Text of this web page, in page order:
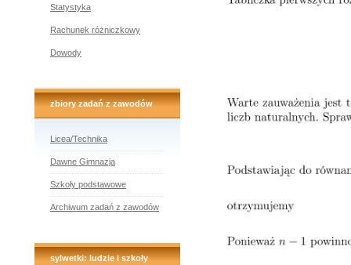
Statystyka
Rachunek różniczkowy
Dowody
zbiory zadań z zawodów
Licea/Technika
Dawne Gimnazja
Szkoły podstawowe
Archiwum zadań z zawodów
sylwetki: ludzie i szkoły